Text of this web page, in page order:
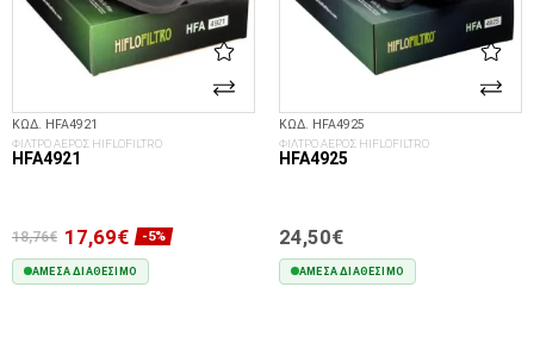
ΚΩΔ. HFA4921
ΦΙΛΤΡΟ ΑΕΡΟΣ HIFLOFILTRO
HFA4921
18,76€ 17,69€ -5%
ΆΜΕΣΑ ΔΙΑΘΈΣΙΜΟ
ΚΩΔ. HFA4925
ΦΙΛΤΡΟ ΑΕΡΟΣ HIFLOFILTRO
HFA4925
24,50€
ΆΜΕΣΑ ΔΙΑΘΈΣΙΜΟ